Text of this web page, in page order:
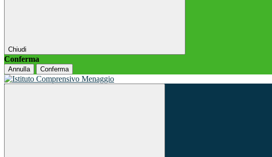
Chiudi
Conferma
Annulla Conferma